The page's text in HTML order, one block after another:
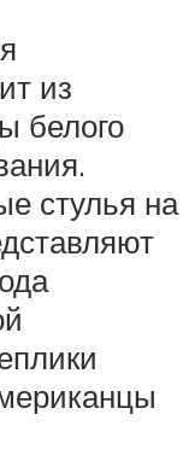
из
белого
стулья на